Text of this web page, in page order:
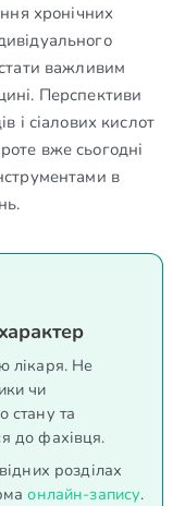
хронічних
важливим
Перспективи
і сіалових кислот
вже сьогодні
в
лікаря. Не
чи
стану та
до фахівця.
розділах
онлайн-запису.